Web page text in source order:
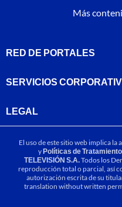
Más
RED DE PORTALES
SERVICIOS
LEGAL
El uso de este sitio web implica la
yPolíticas de
TELEVISIÓN S.A.Todos los
reproducción total o parcial, así
autorización escrita de su
translation without written